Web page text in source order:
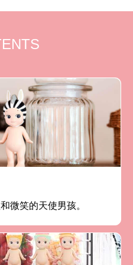
微笑的天使男孩。